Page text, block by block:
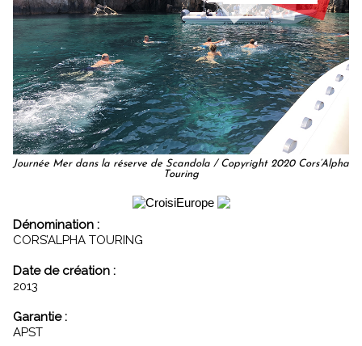
Journée Mer dans la réserve de Scandola / Copyright 2020 Cors’Alpha
Touring
Dénomination :
CORS’ALPHA TOURING
Date de création :
2013
Garantie :
APST